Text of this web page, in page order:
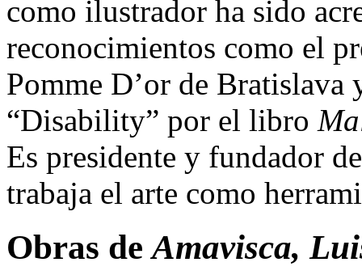
como ilustrador ha sido
reconocimientos como el
Pomme D’or de
“Disability” por el libro
Es presidente y fundador
trabaja el arte como
Obras deAmavisca,